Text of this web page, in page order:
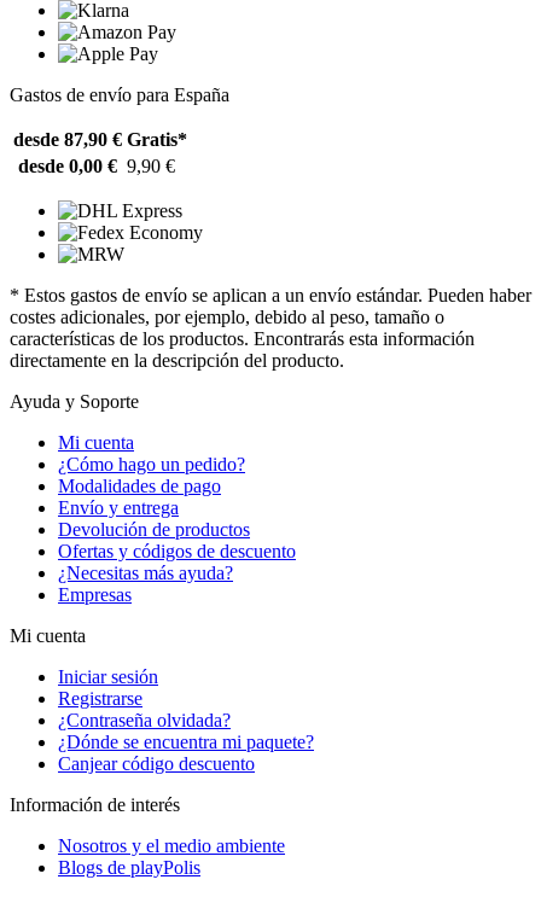
Gastos de envío para España
desde 87,90 € Gratis*
desde 0,00 € 9,90 €
* Estos gastos de envío se aplican a un envío estándar. Pueden haber
costes adicionales, por ejemplo, debido al peso, tamaño o
características de los productos. Encontrarás esta información
directamente en la descripción del producto.
Ayuda y Soporte
Mi cuenta
¿Cómo hago un pedido?
Modalidades de pago
Envío y entrega
Devolución de productos
Ofertas y códigos de descuento
¿Necesitas más ayuda?
Empresas
Mi cuenta
Iniciar sesión
Registrarse
¿Contraseña olvidada?
¿Dónde se encuentra mi paquete?
Canjear código descuento
Información de interés
Nosotros y el medio ambiente
Blogs de playPolis